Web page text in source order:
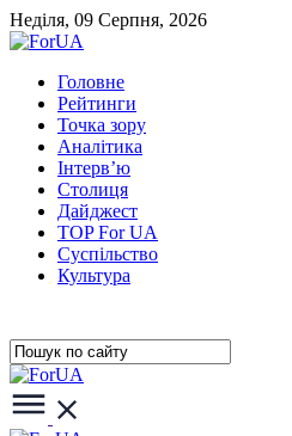
Неділя, 09 Серпня, 2026
Головне
Рейтинги
Точка зору
Аналітика
Інтерв’ю
Столиця
Дайджест
TOP For UA
Суспiльство
Культура